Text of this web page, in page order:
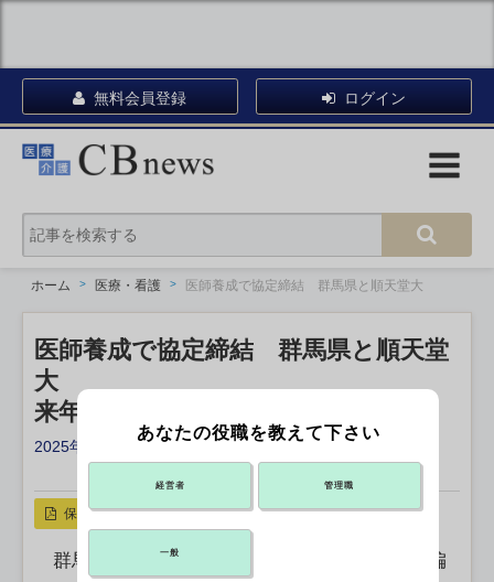
無料会員登録 ログイン
ホーム 医療・看護 医師養成で協定締結 群馬県と順天堂大
医師養成で協定締結 群馬県と順天堂
大
来年度「医学部地域枠」新設
2025年12月11日 18:05
リンクをコピー
保存
群馬県と順天堂大は、県内の医師不足と地域偏
あなたの役職を教えて下さい
経営者 管理職
一般